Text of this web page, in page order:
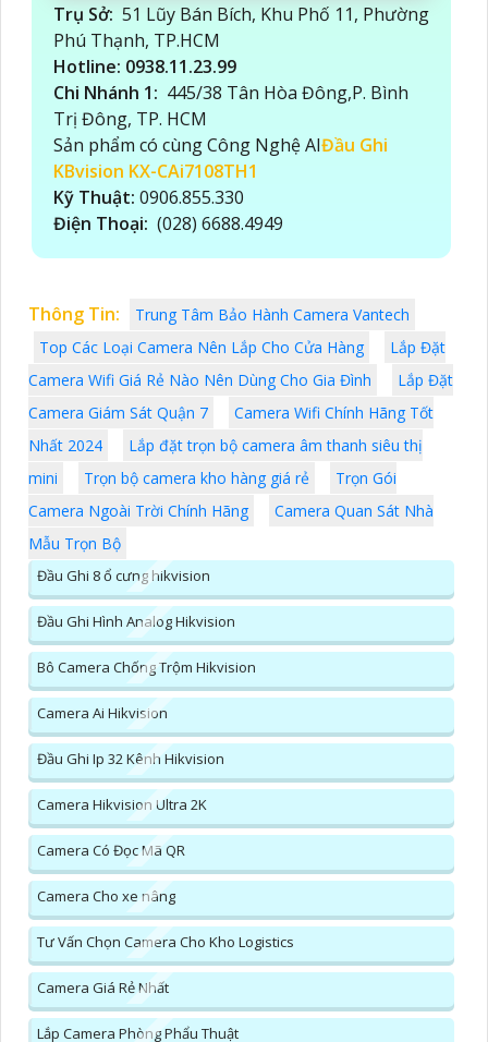
Trụ Sở: 51 Lũy Bán Bích, Khu Phố 11, Phường
Phú Thạnh, TP.HCM
Hotline: 0938.11.23.99
Chi Nhánh 1: 445/38 Tân Hòa Đông,P. Bình
Trị Đông, TP. HCM
Sản phẩm có cùng Công Nghệ AIĐầu Ghi
KBvision KX-CAi7108TH1
Kỹ Thuật: 0906.855.330
Điện Thoại: (028) 6688.4949
Thông Tin:
Trung Tâm Bảo Hành Camera Vantech
Top Các Loại Camera Nên Lắp Cho Cửa Hàng
Lắp Đặt
Camera Wifi Giá Rẻ Nào Nên Dùng Cho Gia Đình
Lắp Đặt
Camera Giám Sát Quận 7
Camera Wifi Chính Hãng Tốt
Nhất 2024
Lắp đặt trọn bộ camera âm thanh siêu thị
mini
Trọn bộ camera kho hàng giá rẻ
Trọn Gói
Camera Ngoài Trời Chính Hãng
Camera Quan Sát Nhà
Mẫu Trọn Bộ
Đầu Ghi 8 ổ cưng hikvision
Đầu Ghi Hình Analog Hikvision
Bô Camera Chống Trộm Hikvision
Camera Ai Hikvision
Đầu Ghi Ip 32 Kênh Hikvision
Camera Hikvision Ultra 2K
Camera Có Đọc Mã QR
Camera Cho xe nâng
Tư Vấn Chọn Camera Cho Kho Logistics
Camera Giá Rẻ Nhất
Lắp Camera Phòng Phẩu Thuật